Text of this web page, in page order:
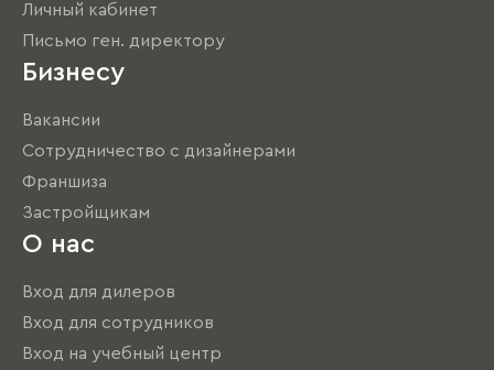
Личный кабинет
Письмо ген. директору
Бизнесу
Вакансии
Сотрудничество с дизайнерами
Франшиза
Застройщикам
О нас
Вход для дилеров
Вход для сотрудников
Вход на учебный центр